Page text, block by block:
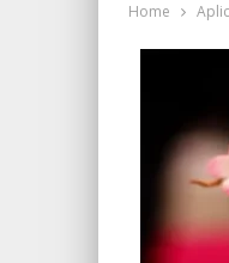
Home